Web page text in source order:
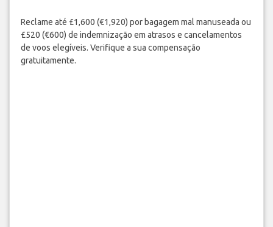
Reclame até £1,600 (€1,920) por bagagem mal manuseada ou
£520 (€600) de indemnização em atrasos e cancelamentos
de voos elegíveis. Verifique a sua compensação
gratuitamente.